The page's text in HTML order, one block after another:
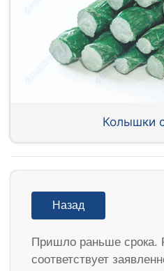
Колышки
Назад
Пришло раньше срока.
соответствует